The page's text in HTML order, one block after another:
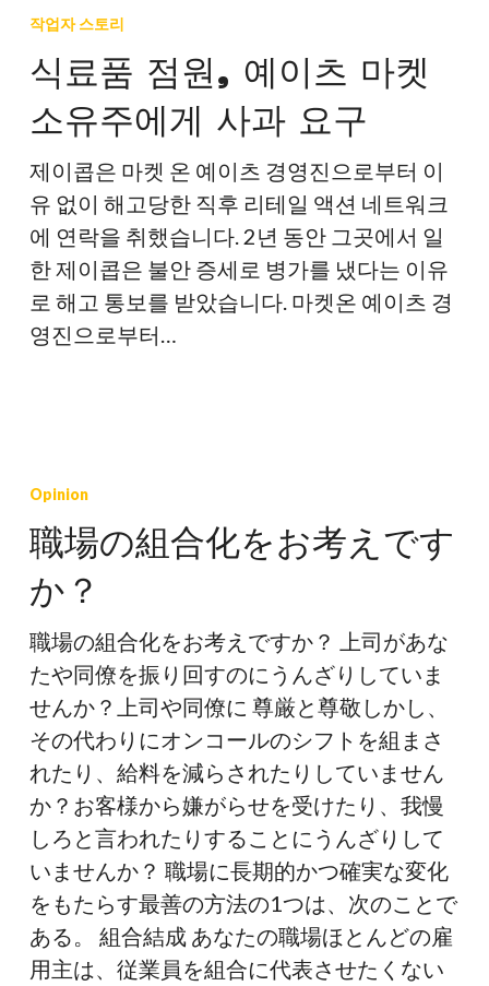
료
점
원,
이
츠
마
켓
소
유
과
요
구
작업자 스토리
식료품 점원, 예이츠 마켓
소유주에게 사과 요구
제이콥은 마켓 온 예이츠 경영진으로부터 이
유 없이 해고당한 직후 리테일 액션 네트워크
에 연락을 취했습니다. 2년 동안 그곳에서 일
한 제이콥은 불안 증세로 병가를 냈다는 이유
로 해고 통보를 받았습니다. 마켓온 예이츠 경
영진으로부터…
場
組
合
化
を
お
考
え
で
す
か？
Opinion
職場の組合化をお考えです
か？
職場の組合化をお考えですか？ 上司があな
たや同僚を振り回すのにうんざりしていま
せんか？上司や同僚に 尊厳と尊敬しかし、
その代わりにオンコールのシフトを組まさ
れたり、給料を減らされたりしていません
か？お客様から嫌がらせを受けたり、我慢
しろと言われたりすることにうんざりして
いませんか？ 職場に長期的かつ確実な変化
をもたらす最善の方法の1つは、次のことで
ある。 組合結成 あなたの職場ほとんどの雇
用主は、従業員を組合に代表させたくない